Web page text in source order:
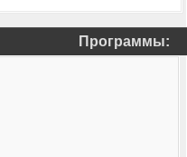
Программы: